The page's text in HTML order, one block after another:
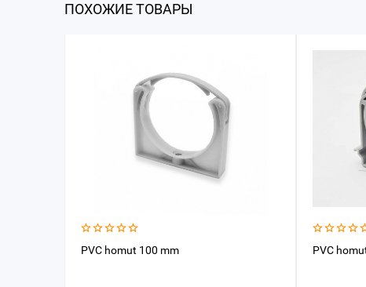
ПОХОЖИЕ ТОВАРЫ
PVC homut 100 mm PVC